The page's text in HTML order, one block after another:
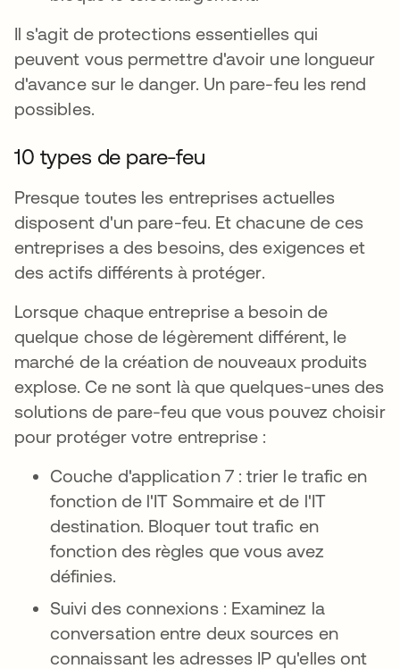
Il s'agit de protections essentielles qui
peuvent vous permettre d'avoir une longueur
d'avance sur le danger. Un pare-feu les rend
possibles.
10 types de pare-feu
Presque toutes les entreprises actuelles
disposent d'un pare-feu. Et chacune de ces
entreprises a des besoins, des exigences et
des actifs différents à protéger.
Lorsque chaque entreprise a besoin de
quelque chose de légèrement différent, le
marché de la création de nouveaux produits
explose. Ce ne sont là que quelques-unes des
solutions de pare-feu que vous pouvez choisir
pour protéger votre entreprise :
Couche d'application 7 : trier le trafic en
fonction de l'IT Sommaire et de l'IT
destination. Bloquer tout trafic en
fonction des règles que vous avez
définies.
Suivi des connexions : Examinez la
conversation entre deux sources en
connaissant les adresses IP qu'elles ont